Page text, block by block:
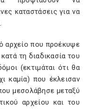
καταστάσεις για να
αρχείο που προέκυψε
τη διαδικασία του
(εκτιμάται ότι θα
καμία) που έκλεισαν
μεσολάβησε μεταξύ
αρχείου και του